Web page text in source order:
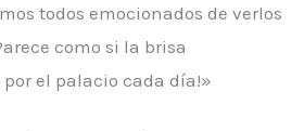
todos emocionados de verlos
como si la brisa
el palacio cada día!»